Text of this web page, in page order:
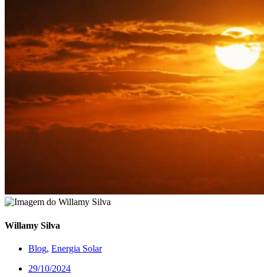
Willamy Silva
Blog, Energia Solar
29/10/2024